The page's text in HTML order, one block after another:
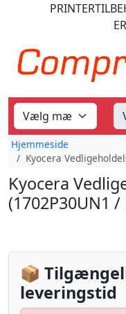
Hjemmeside
Kyocera
Kyocera
(1702P30UN1 /
📦
leveringstid